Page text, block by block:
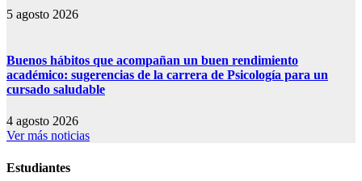
5 agosto 2026
Buenos hábitos que acompañan un buen rendimiento
académico: sugerencias de la carrera de Psicología para un
cursado saludable
4 agosto 2026
Ver más noticias
Estudiantes